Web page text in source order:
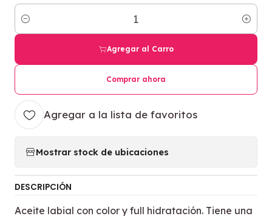
Cantidad
Agregar al Carro
Comprar ahora
Agregar a la lista de favoritos
Mostrar stock de ubicaciones
DESCRIPCIÓN
Aceite labial con color y full hidratación. Tiene una